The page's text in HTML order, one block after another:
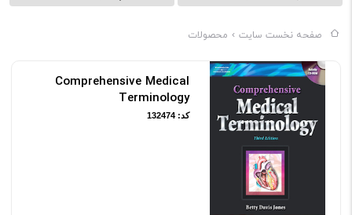
صفحه نخست سایت محصولات
Comprehensive Medical
Terminology
کد: 132474